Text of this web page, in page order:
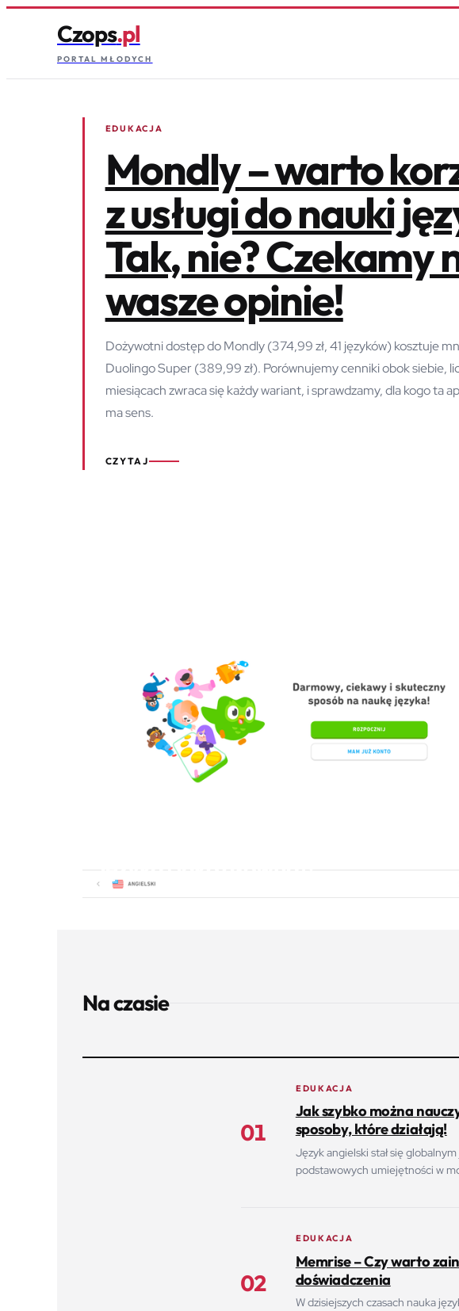
Czops.pl
PORTAL MŁODYCH
EDUKACJA
Mondly – warto
z usługi do nauki
Tak, nie? Czekamy
wasze opinie!
Dożywotni dostęp do Mondly (374,99 zł, 41 języków) kosztuje
Duolingo Super (389,99 zł). Porównujemy cenniki obok siebie,
miesiącach zwraca się każdy wariant, i sprawdzamy, dla kogo ta
ma sens.
CZYTAJ
Na czasie
01
EDUKACJA
Jak szybko można
sposoby, które działają!
Język angielski stał się
podstawowych umiejętności w
02
EDUKACJA
Memrise – Czy warto
doświadczenia
W dzisiejszych czasach nauka